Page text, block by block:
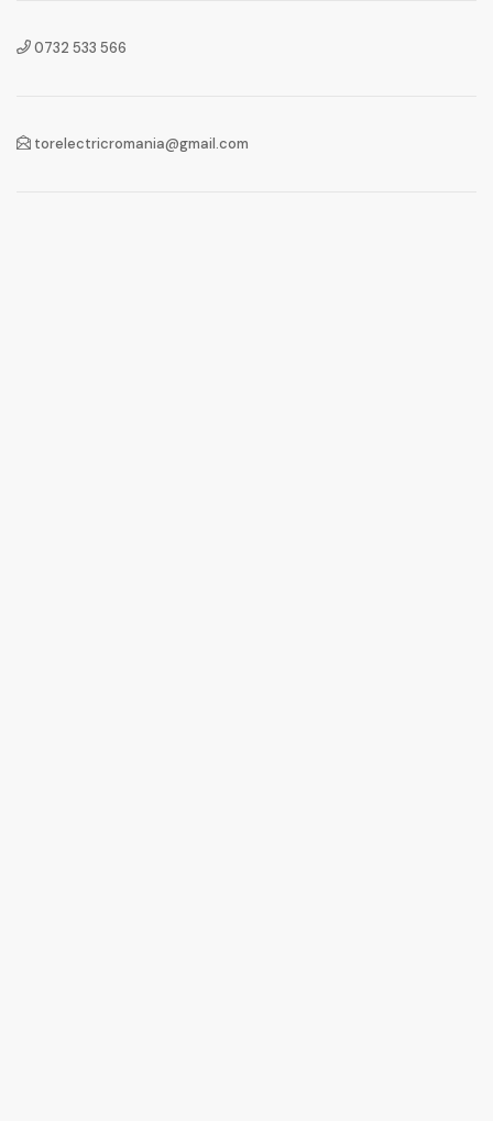
0732 533 566
torelectricromania@gmail.com